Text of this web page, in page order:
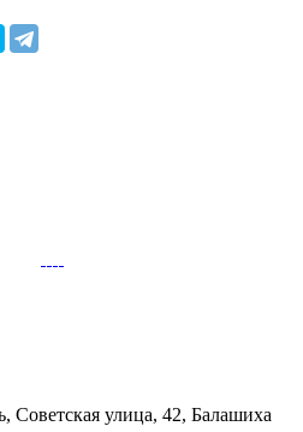
Советская улица, 42, Балашиха